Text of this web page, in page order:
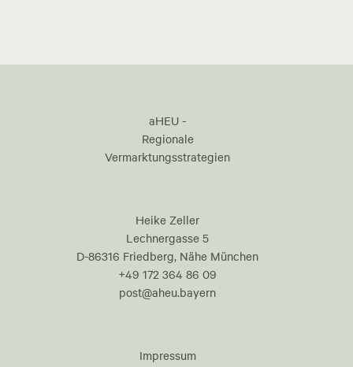
aHEU -
Regionale
Vermarktungsstrategien
Heike Zeller
Lechnergasse 5
D-86316 Friedberg, Nähe München
+49 172 364 86 09
post@aheu.bayern
Impressum